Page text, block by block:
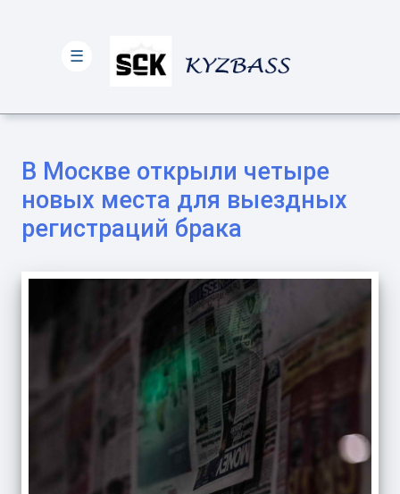
В Москве открыли четыре
новых места для выездных
регистраций брака
☰